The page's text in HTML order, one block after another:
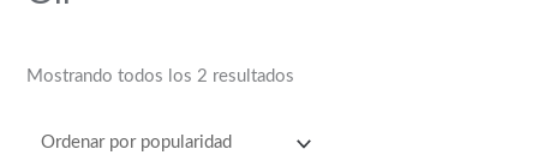
Mostrando todos los 2 resultados